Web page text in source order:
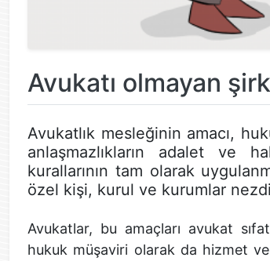
Avukatı olmayan
Avukatlık mesleğinin amacı,
anlaşmazlıkların adalet ve
kurallarının tam olarak
özel kişi, kurul ve kurumlar
Avukatlar, bu amaçları avukat
hukuk müşaviri olarak da hizmet